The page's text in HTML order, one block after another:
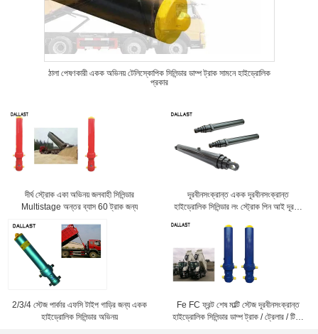
ঠালা পেষণকারী একক অভিনয় টেলিস্কোপিক সিলিন্ডার ডাম্প ট্রাক সামনে হাইড্রোলিক
প্রকার
দীর্ঘ স্ট্রোক একা অভিনয় জলবাহী সিলিন্ডার
Multistage অন্তর ব্যাস 60 ট্রাক জন্য
দূরবীনসংক্রান্ত একক দূরবীনসংক্রান্ত
হাইড্রোলিক সিলিন্ডার লং স্ট্রোক পিন আই দূরত্ব
2/3/4 স্টেজ পার্কার এফসি টাইপ গাড়ির জন্য একক
হাইড্রোলিক সিলিন্ডার অভিনয়
Fe FC ফ্রন্ট শেষ মাল্টি স্টেজ দূরবীনসংক্রান্ত
হাইড্রোলিক সিলিন্ডার ডাম্প ট্রাক / ট্রেলার / টিপ্পার